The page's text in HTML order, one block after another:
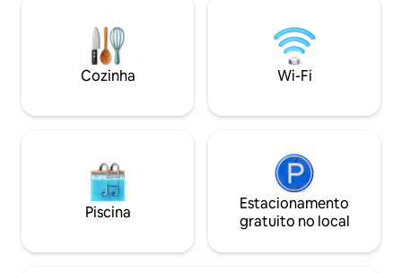
da manhã/almoço ou um café/chá
gratuito com qualquer compra de
comida em um restaurante bonito em
nosso quarteirão chamado Foursome.
shui do Dharma
relaxar em sua
tranquila e
Cozinha Wi-Fi
Piscina
Estacionamento
gratuito no local